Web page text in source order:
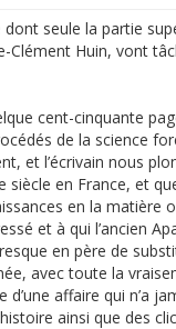
seule la partie
Huin, vont
cent-cinquante
de la science
et l’écrivain nous
en France, et
en la matière
et à qui l’ancien
en père de
avec toute la
affaire qui n’a
ainsi que des